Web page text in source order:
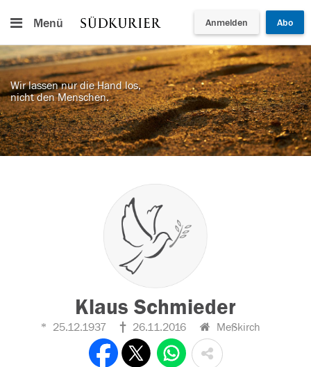
Menü Anmelden Abo
Wir lassen nur die Hand los,
nicht den Menschen.
Klaus Schmieder
25.12.1937 26.11.2016 Meßkirch